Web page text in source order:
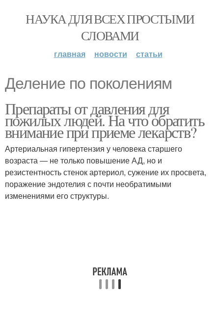
НАУКА ДЛЯ ВСЕХ ПРОСТЫМИ
СЛОВАМИ
главная новости статьи
Деление по поколениям
Препараты от давления для
пожилых людей. На что обратить
внимание при приеме лекарств?
Артериальная гипертензия у человека старшего
возраста — не только повышение АД, но и
резистентность стенок артериол, сужение их просвета,
поражение эндотелия с почти необратимыми
изменениями его структуры.